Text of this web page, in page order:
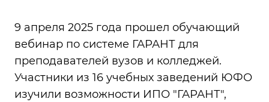
9 апреля 2025 года прошел обучающий
вебинар по системе ГАРАНТ для
преподавателей вузов и колледжей.
Участники из 16 учебных заведений ЮФО
изучили возможности ИПО "ГАРАНТ",